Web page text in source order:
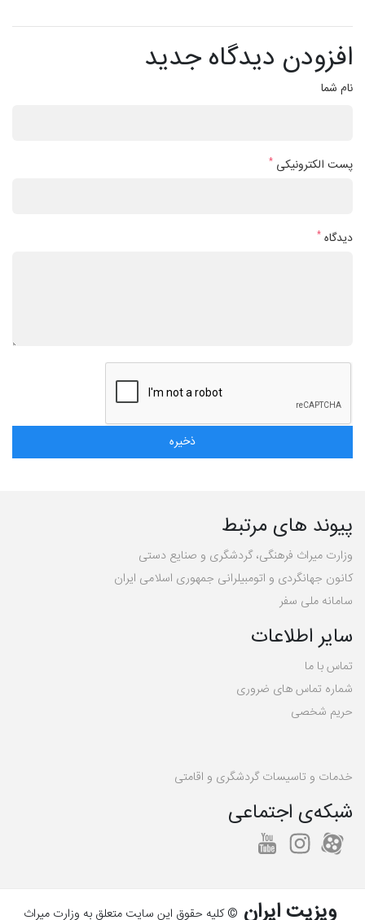
افزودن دیدگاه جدید
نام شما
پست الکترونیکی *
دیدگاه *
پیوند های مرتبط
وزارت میراث فرهنگی، گردشگری و صنایع دستی
کانون جهانگردی و اتومبیلرانی جمهوری اسلامی ایران
سامانه ملی سفر
سایر اطلاعات
تماس با ما
شماره تماس های ضروری
حریم شخصی
خدمات و تاسیسات گردشگری و اقامتی
شبکه‌ی اجتماعی
ویزیت ایران © کلیه حقوق این سایت متعلق به وزارت میراث